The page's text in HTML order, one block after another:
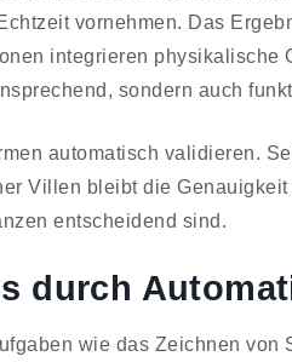
vornehmen. Das
integrieren physikalische
sondern auch
automatisch validieren.
Villen bleibt die
entscheidend sind.
durch
wie das Zeichnen von